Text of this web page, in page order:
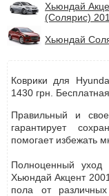
Хьюндай
(Солярис)
Хьюндай
Коврики для
1430 грн.
Правильный и
гарантирует
помогает избежать
Полноценный уход
Хьюндай Акцент
пола от